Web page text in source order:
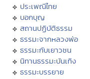
ประเพณีไทย
บอกบุญ
สถานปฏิบัติธรรม
ธรรมะจากหลวงพ่อ
ธรรมะกับเยาวชน
นิทานธรรมะบันเทิง
ธรรมะบรรยาย